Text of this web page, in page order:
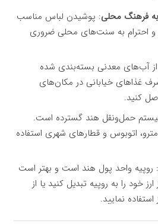
فرهنگ محلی: پوشیدن لباس مناسب
احترام به سنت‌های محلی ضروری
آب‌های معدنی بسته‌بندی شده
غذاهای خیابانی در مکان‌های
کنید.
حمل‌ونقل هند گسترده است.
اتوبوس و قطارهای شهری استفاده
: روپیه واحد پول هند است و بهتر است
خود را به روپیه تبدیل کنید یا از
نمایید.